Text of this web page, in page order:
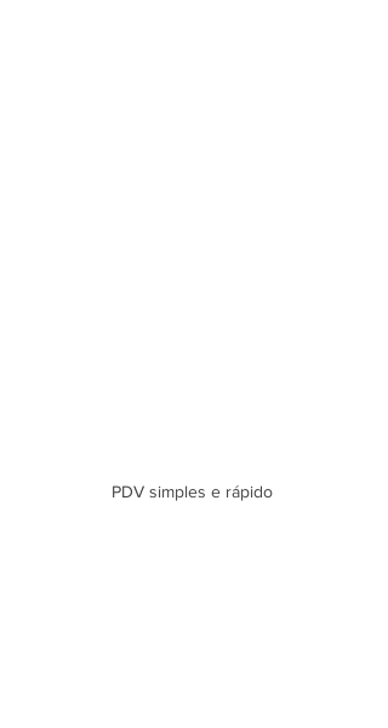
PDV simples e rápido